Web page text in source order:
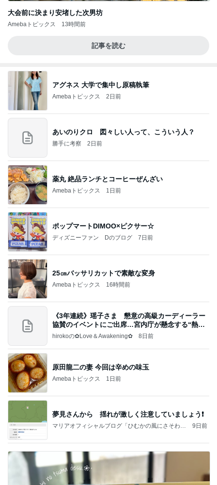
大会前に決まり安堵した次男坊
Amebaトピックス 13時間前
記事を読む
アグネス 大学で集中し原稿執筆
Amebaトピックス 2日前
あいのりクロ 図々しい人って、こういう人？
勝手に考察 2日前
薬丸 絶品ランチとコーヒーぜんざい
Amebaトピックス 1日前
ポップマートDIMOO×ピクサー☆
ディズニーファン Dのブログ 7日前
25㎝バッサリカットで素敵な変身
Amebaトピックス 16時間前
《3年連続》瑶子さま 懇意の高級カーディーラー
協賛のイベントにご出席…宮内庁が懸念する“熱心
すぎ
hirokoの✿Love＆Awakening✿ 8日前
原田龍二の妻 今回は辛めの味玉
Amebaトピックス 1日前
夢見さんから 揺れが激しく注意していましょう❗️
マリアオフィシャルブログ「ひむかの風にさそわれ
9日前